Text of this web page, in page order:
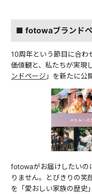
■ fotowaブランド
10周年という節目に合
価値観と、私たちが実現
ンドページ 」を新たに公
fotowaがお届けしたいの
りません。とびきりの笑
を「愛おしい家族の歴史